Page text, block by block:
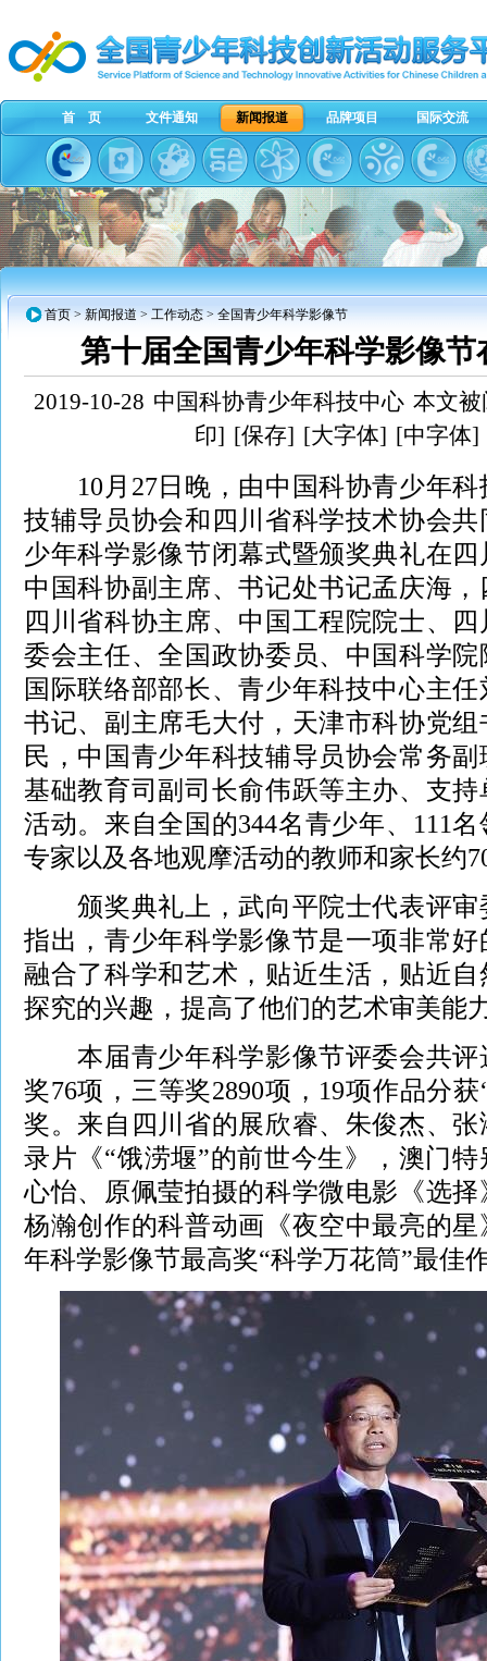
首 页 文件通知 新闻报道 品牌项目 国际交流
首页 > 新闻报道 > 工作动态 > 全国青少年科学影像节
第十届全国青少年科学影像
2019-10-28 中国科协青少年科技中心 本文被
印] [保存] [大字体] [中字体]
10月27日晚，由中国科协青少年科
技辅导员协会和四川省科学技术协会
少年科学影像节闭幕式暨颁奖典礼在
中国科协副主席、书记处书记孟庆海
四川省科协主席、中国工程院院士、
委会主任、全国政协委员、中国科学
国际联络部部长、青少年科技中心主
书记、副主席毛大付，天津市科协党
民，中国青少年科技辅导员协会常务
基础教育司副司长俞伟跃等主办、支
活动。来自全国的344名青少年、111
专家以及各地观摩活动的教师和家长约
颁奖典礼上，武向平院士代表评审
指出，青少年科学影像节是一项非常
融合了科学和艺术，贴近生活，贴近
探究的兴趣，提高了他们的艺术审美能
本届青少年科学影像节评委会共评
奖76项，三等奖2890项，19项作品分
奖。来自四川省的展欣睿、朱俊杰、
录片《“饿涝堰”的前世今生》，澳门
心怡、原佩莹拍摄的科学微电影《选
杨瀚创作的科普动画《夜空中最亮的
年科学影像节最高奖“科学万花筒”最佳